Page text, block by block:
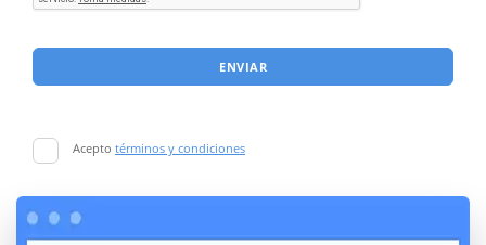
ENVIAR
Acepto términos y condiciones